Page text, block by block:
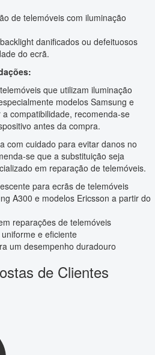
de telemóveis com iluminação
danificados ou defeituosos
do ecrã.
que utilizam iluminação
modelos Samsung e
compatibilidade, recomenda-se
antes da compra.
com cuidado para evitar danos no
se que a substituição seja
em reparação de telemóveis.
para ecrãs de telemóveis
A300 e modelos Ericsson a partir do
reparações de telemóveis
e eficiente
um desempenho duradouro
de Clientes